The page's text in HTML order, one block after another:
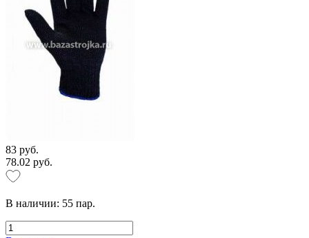
83 руб.
78.02 руб.
В наличии: 55 пар.